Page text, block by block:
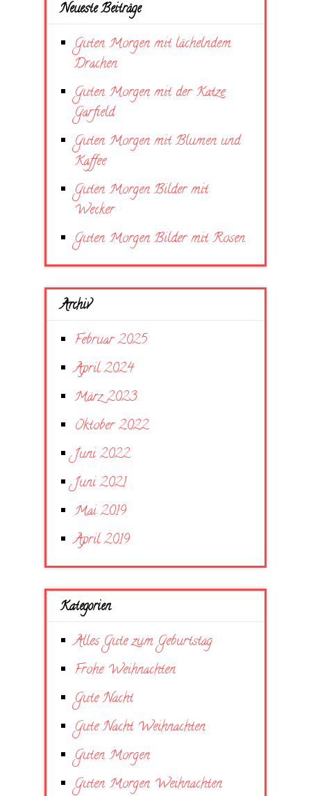
Neueste Beiträge
Guten Morgen mit lächelndem
Drachen
Guten Morgen mit der Katze
Garfield
Guten Morgen mit Blumen und
Kaffee
Guten Morgen Bilder mit
Wecker
Guten Morgen Bilder mit Rosen
Archiv
Februar 2025
April 2024
März 2023
Oktober 2022
Juni 2022
Juni 2021
Mai 2019
April 2019
Kategorien
Alles Gute zum Geburtstag
Frohe Weihnachten
Gute Nacht
Gute Nacht Weihnachten
Guten Morgen
Guten Morgen Weihnachten